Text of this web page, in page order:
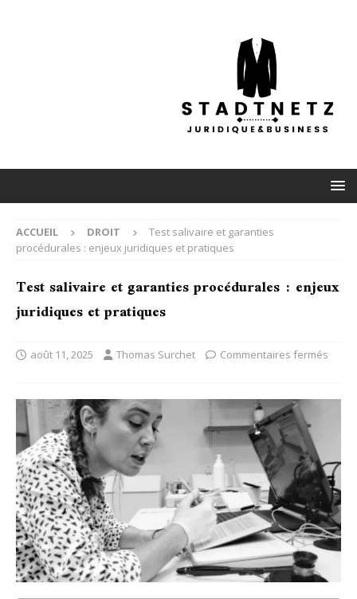
ACCUEIL DROIT
Test salivaire et garanties
procédurales : enjeux juridiques et pratiques
Test salivaire et garanties procédurales : enjeux
juridiques et pratiques
août 11, 2025 Thomas Surchet Commentaires fermés